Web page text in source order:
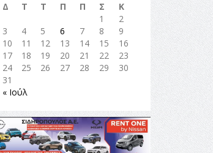
Δ
Τ Τ Π Π Σ
Κ
1
2
3
4 5 6 7 8
9
10
11 12 13 14 15
16
17
18 19 20 21 22
23
24
25 26 27 28 29
30
31
« Ιούλ